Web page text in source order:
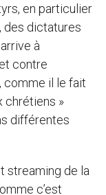
en particulier
des dictatures
à
contre
comme il le fait
chrétiens »
différentes
streaming de la
c’est